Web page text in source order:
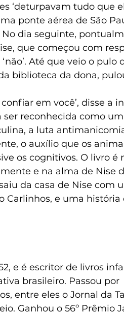
‘deturpavam tudo que
ponte aérea de São
dia seguinte,
que começou com
Até que veio o pulo
biblioteca da dona,
em você’, disse a
reconhecida como
a luta
o auxílio que os
os cognitivos. O livro é
e na alma de Nise
da casa de Nise com
Carlinhos, e uma história
e é escritor de livros
brasileiro. Passou por
entre eles o Jornal da
Ganhou o 56º Prêmio